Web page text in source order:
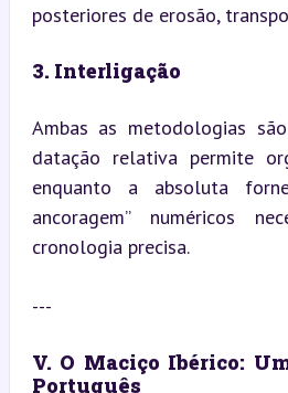
posteriores de erosão,
3. Interligação
Ambas as metodologias
datação relativa permite
enquanto a absoluta
ancoragem” numéricos
cronologia precisa.
---
V. O Maciço Ibérico:
Português